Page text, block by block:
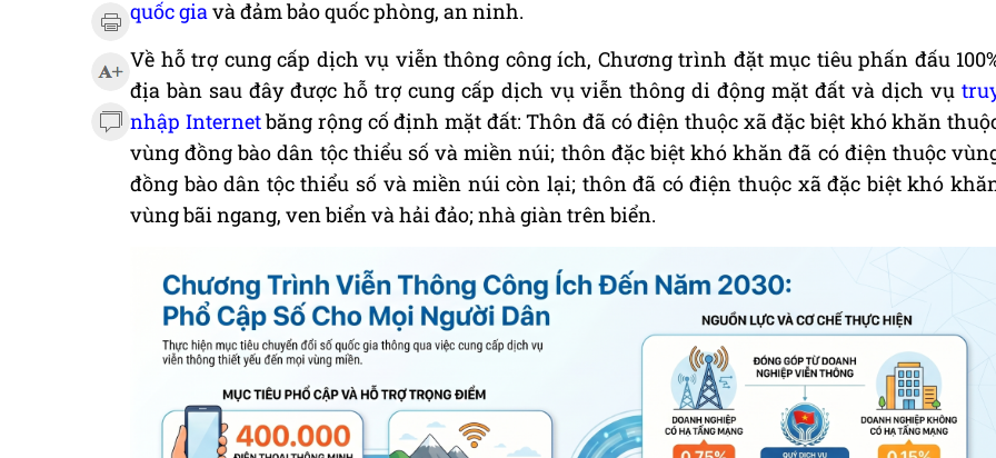
quốc giavà đảm bảo quốc phòng, an ninh.
Về hỗ trợ cung cấp dịch vụ viễn thông công ích, Chương trình đặt mục tiêu phấn đấu
địa bàn sau đây được hỗ trợ cung cấp dịch vụ viễn thông di động mặt đất và dịch vụ
nhập Internetbăng rộng cố định mặt đất: Thôn đã có điện thuộc xã đặc biệt khó khăn
vùng đồng bào dân tộc thiểu số và miền núi; thôn đặc biệt khó khăn đã có điện thuộc
đồng bào dân tộc thiểu số và miền núi còn lại; thôn đã có điện thuộc xã đặc biệt khó
vùng bãi ngang, ven biển và hải đảo; nhà giàn trên biển.